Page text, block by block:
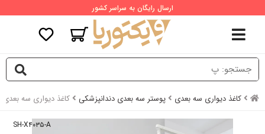
ارسال رایگان به سراسر کشور
کاغذ دیواری سه بعدی پوستر سه بعدی دندانپزشکی کاغذ دیواری سه
SH-X۴۰۳۵-A